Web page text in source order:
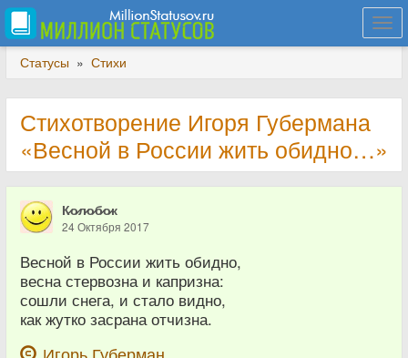
Статусы » Стихи
Стихотворение Игоря Губермана
«Весной в России жить обидно…»
К̷о̷л̷о̷б̷о̷к
24 Октября 2017
Весной в России жить обидно,
весна стервозна и капризна:
сошли снега, и стало видно,
как жутко засрана отчизна.